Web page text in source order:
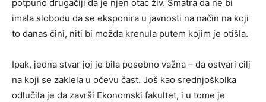
potpuno drugačiji da je njen otac živ. Smatra da ne bi
imala slobodu da se eksponira u javnosti na način na koji
to danas čini, niti bi možda krenula putem kojim je otišla.
Ipak, jedna stvar joj je bila posebno važna – da ostvari cilj
na koji se zaklela u očevu čast. Još kao srednjoškolka
odlučila je da završi Ekonomski fakultet, i u tome je